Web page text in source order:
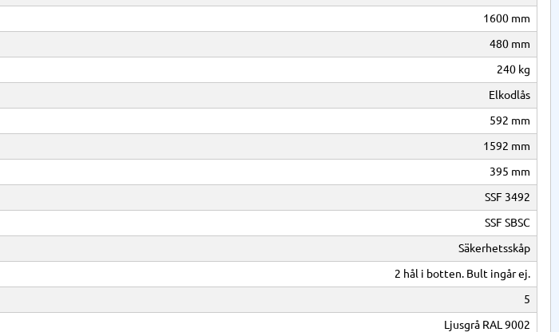
1600 mm
480 mm
240 kg
Elkodlås
592 mm
1592 mm
395 mm
SSF 3492
SSF SBSC
Säkerhetsskåp
2 hål i botten. Bult ingår ej.
5
Ljusgrå RAL 9002